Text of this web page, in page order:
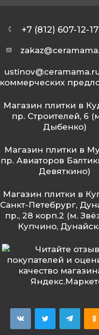
+7 (812) 607-12-17
коммерческих
Магазин плитки в
пр. Строителей, 6
Дыбенко)
Магазин плитки в
пр. Авиаторов
Девяткино)
Магазин плитки в
Санкт-Петебрург,
пр., 28 корп.2 (м.
Купчино,